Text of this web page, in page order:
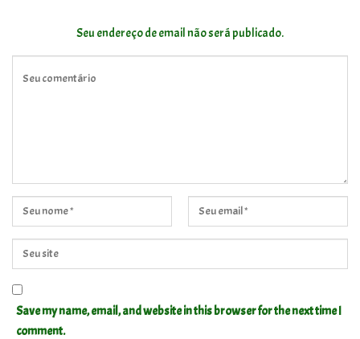
Seu endereço de email não será publicado.
Save my name, email, and website in this browser for the next time I
comment.